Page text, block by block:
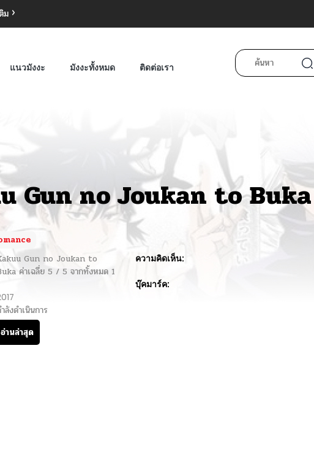
ม
แนวมังงะ มังงะทั้งหมด ติดต่อเรา
Gun no Joukan to Buka
Gun no Joukan to
ค่าเฉลี่ย 5 / 5 จากทั้งหมด 1
ความคิดเห็น:
บุ๊คมาร์ค:
ลังดำเนินการ
อ่านล่าสุด